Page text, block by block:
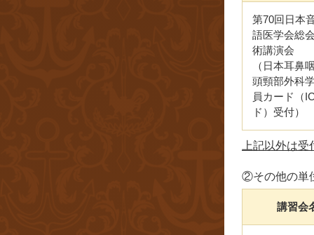
第70回日本
語医学会総
術講演会
（日本耳鼻
頭頸部外科
員カード（
ド）受付）
上記以外は
②その他の単
講習会